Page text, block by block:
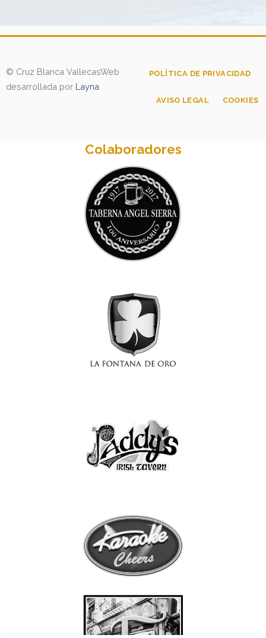
© Cruz Blanca VallecasWeb
desarrollada por Layna
POLÍTICA DE PRIVACIDAD
AVISO LEGAL COOKIES
Colaboradores